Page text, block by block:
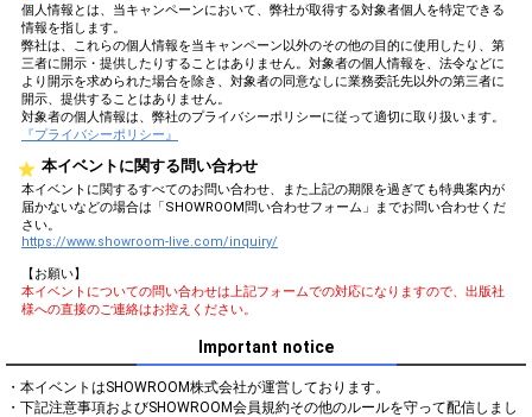
個人情報とは、当キャンペーンにおいて、弊社が取得する対象者個人を特定できる
情報を指します。
弊社は、これらの個人情報を当キャンペーン以外のその他の目的に使用したり、第
三者に開示・提供したりすることはありません。対象者の個人情報を、法令などに
より開示を求められた場合を除き、対象者の同意なしに業務委託先以外の第三者に
開示、提供することはありません。
対象者の個人情報は、弊社のプライバシーポリシーに従って適切に取り扱います。
『プライバシーポリシー』
本イベントに関する問い合わせ
本イベントに関するすべてのお問い合わせ、また上記の期限を過ぎても特典案内が
届かないなどの場合は「SHOWROOM問い合わせフォーム」までお問い合わせくだ
さい。
https://www.showroom-live.com/inquiry/
【お願い】
本イベントについての問い合わせは上記フォームでの対応になりますので、出版社
様への直接のご連絡はお控えください。
Important notice
・本イベントはSHOWROOM株式会社が運営しております。
・下記注意事項およびSHOWROOM会員規約その他のルールを守って配信しまし